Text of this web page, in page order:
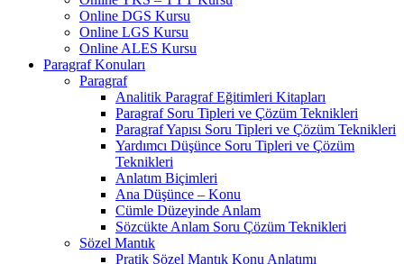
Online DGS Kursu
Online LGS Kursu
Online ALES Kursu
Paragraf Konuları
Paragraf
Analitik Paragraf Eğitimleri Kitapları
Paragraf Soru Tipleri ve Çözüm Teknikleri
Paragraf Yapısı Soru Tipleri ve Çözüm Teknikleri
Yardımcı Düşünce Soru Tipleri ve Çözüm
Teknikleri
Anlatım Biçimleri
Ana Düşünce – Konu
Cümle Düzeyinde Anlam
Sözcükte Anlam Soru Çözüm Teknikleri
Sözel Mantık
Pratik Sözel Mantık Konu Anlatımı